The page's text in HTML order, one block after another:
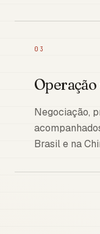
03
Negociação,
Brasil e na